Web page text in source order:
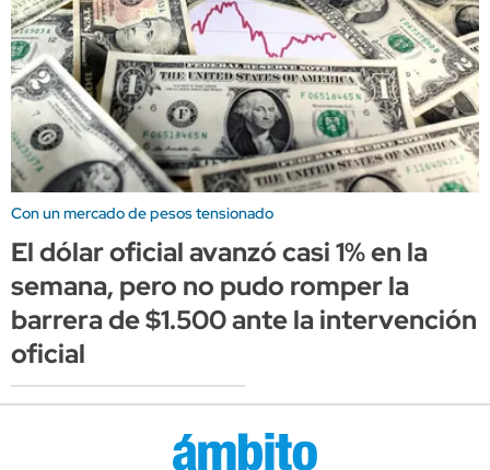
Con un mercado de pesos tensionado
El dólar oficial avanzó casi 1% en la
semana, pero no pudo romper la
barrera de $1.500 ante la intervención
oficial